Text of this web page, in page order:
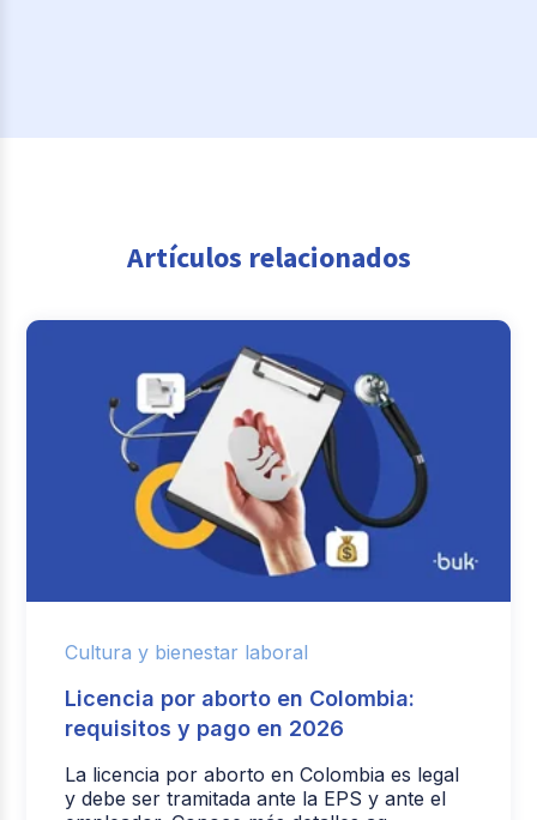
Artículos relacionados
Cultura y bienestar laboral
Licencia por aborto en Colombia:
requisitos y pago en 2026
La licencia por aborto en Colombia es legal
y debe ser tramitada ante la EPS y ante el